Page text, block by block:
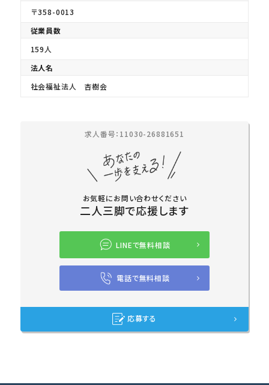
〒358-0013
従業員数
159人
法人名
社会福祉法人 杏樹会
求人番号：11030-26881651
お気軽にお問い合わせください
二人三脚で応援します
LINEで無料相談
電話で無料相談
応募する